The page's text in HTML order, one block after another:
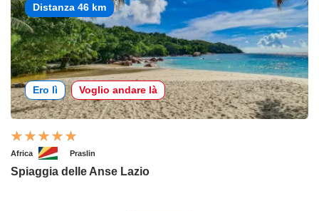
Distanza 46 km
Ero lì Voglio andare là
Africa Praslin
Spiaggia delle Anse Lazio